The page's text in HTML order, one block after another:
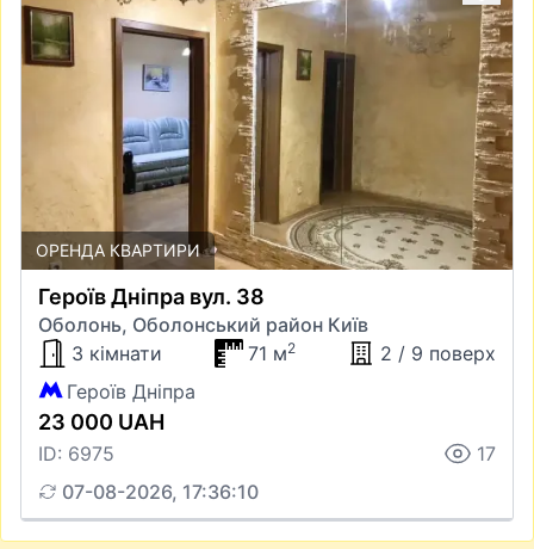
ОРЕНДА КВАРТИРИ
Героїв Дніпра вул. 38
Оболонь, Оболонський район Київ
3 кімнати
71 м2
2 / 9 поверх
Героїв Дніпра
23 000 UAH
ID: 6975
17
07-08-2026, 17:36:10